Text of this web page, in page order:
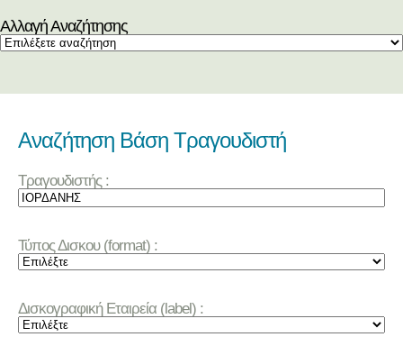
Αλλαγή Αναζήτησης
Αναζήτηση Βάση Τραγουδιστή
Τραγουδιστής :
Τύπος Δισκου (format) :
Δισκογραφική Εταιρεία (label) :